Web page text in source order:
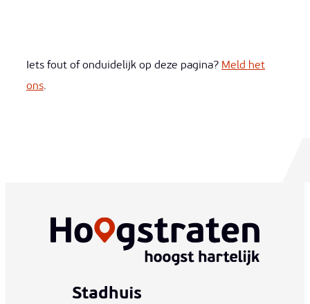
Iets fout of onduidelijk op deze pagina? Meld het
ons.
www-contact-text-name
Stadhuis
Adres
E-mail